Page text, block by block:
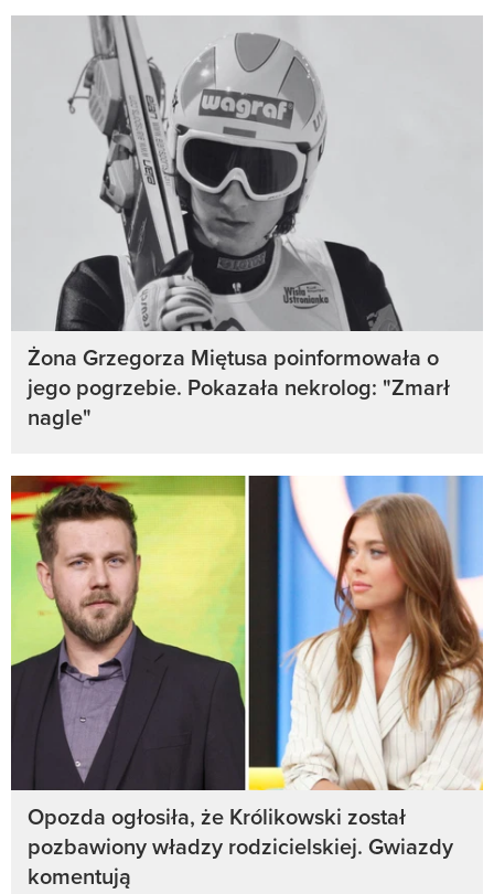
Żona Grzegorza Miętusa poinformowała o
jego pogrzebie. Pokazała nekrolog: "Zmarł
nagle"
Opozda ogłosiła, że Królikowski został
pozbawiony władzy rodzicielskiej. Gwiazdy
komentują